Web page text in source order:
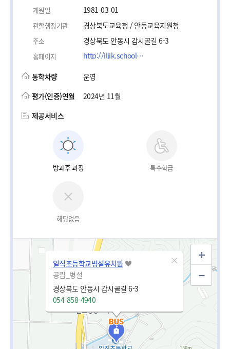
개원일 1981-03-01
관할행정기관 경상북도교육청 / 안동교육지원청
주소 경상북도 안동시 감시골길 6-3
홈페이지 http://iljik.school.gyo6.net/
통학차량
운영
평가(인증)연월
2024년 11월
제공서비스
방과후 과정 특수학급
해당없음
일직초등학교병설유치원
공립_병설
경상북도 안동시 감시골길 6-3
054-858-4940